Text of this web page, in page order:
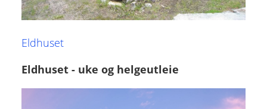
Eldhuset
Eldhuset - uke og helgeutleie